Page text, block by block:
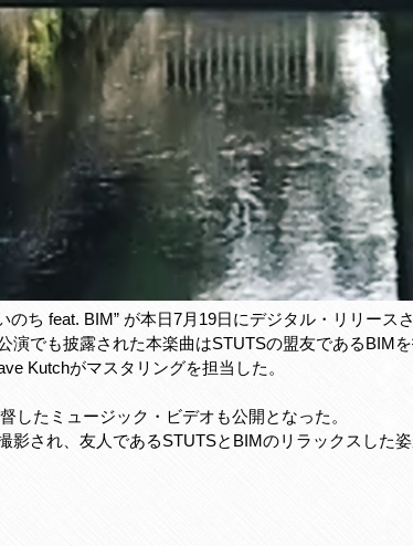
ち feat. BIM” が本日7月19日にデジタル・リリースさ
演でも披露された本楽曲はSTUTSの盟友であるBIMを
Kutchがマスタリングを担当した。
したミュージック・ビデオも公開となった。
影され、友人であるSTUTSとBIMのリラックスした姿